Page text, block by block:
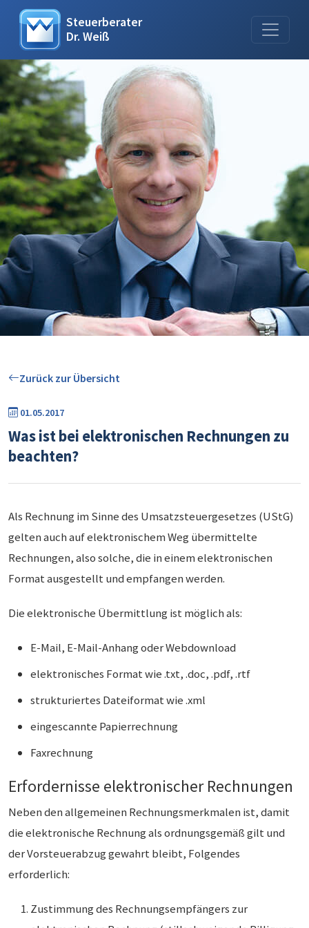
Steuerberater
Dr. Weiß
Zurück zur Übersicht
01.05.2017
Was ist bei elektronischen Rechnungen zu
beachten?
Als Rechnung im Sinne des Umsatzsteuergesetzes (UStG)
gelten auch auf elektronischem Weg übermittelte
Rechnungen, also solche, die in einem elektronischen
Format ausgestellt und empfangen werden.
Die elektronische Übermittlung ist möglich als:
E-Mail, E-Mail-Anhang oder Webdownload
elektronisches Format wie .txt, .doc, .pdf, .rtf
strukturiertes Dateiformat wie .xml
eingescannte Papierrechnung
Faxrechnung
Erfordernisse elektronischer Rechnungen
Neben den allgemeinen Rechnungsmerkmalen ist, damit
die elektronische Rechnung als ordnungsgemäß gilt und
der Vorsteuerabzug gewahrt bleibt, Folgendes
erforderlich:
Zustimmung des Rechnungsempfängers zur